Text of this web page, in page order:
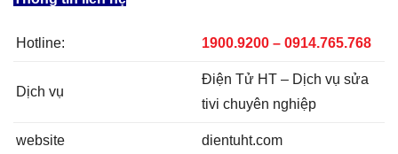
Hotline: 1900.9200 – 0914.765.768
Dịch vụ
Điện Tử HT – Dịch vụ sửa
tivi chuyên nghiệp
website dientuht.com